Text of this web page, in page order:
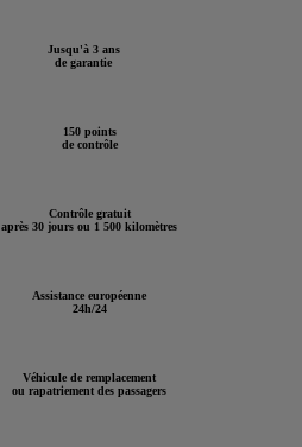
Jusqu'à 3 ans
de garantie
150 points
de contrôle
Contrôle gratuit
après 30 jours ou 1 500 kilomètres
Assistance européenne
24h/24
Véhicule de remplacement
ou rapatriement des passagers